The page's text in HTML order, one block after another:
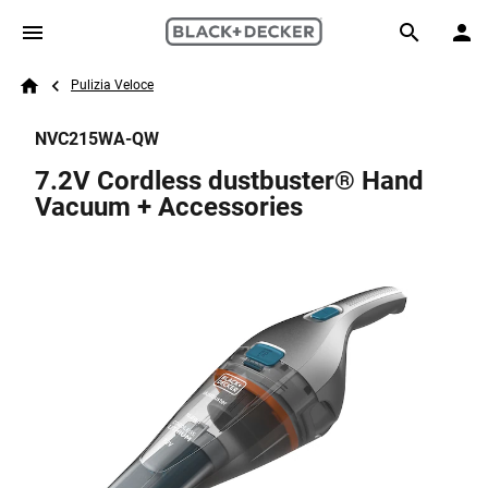
Skip to main content
Search
Breadcrumb
Pulizia Veloce
NVC215WA-QW
7.2V Cordless dustbuster® Hand
Vacuum + Accessories